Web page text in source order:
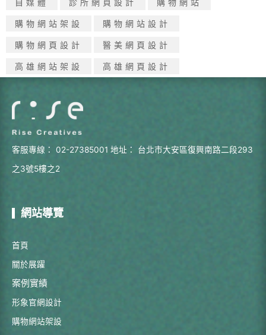
購物網站架設 購物網站設計
購物網頁設計 醫美網頁設計
高雄網站架設 高雄網頁設計
客服專線： 02-27385001 地址： 台北市大安區復興南路二段293
之3號5樓之2
網站導覽
首頁
關於展躍
案例實績
形象官網設計
購物網站架設